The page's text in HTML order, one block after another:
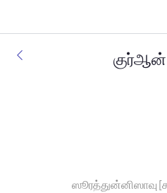
ஸூரத்துன்னிஸாவு